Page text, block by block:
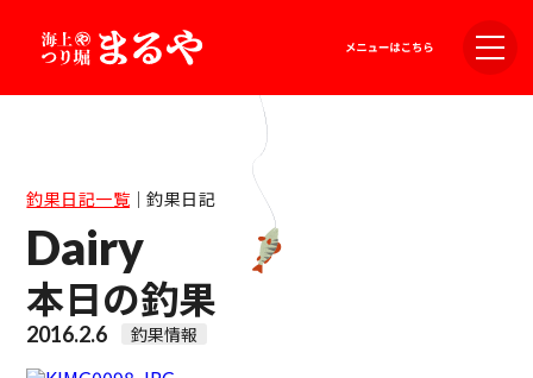
釣果日記一覧｜釣果日記
Dairy
本日の釣果
2016.2.6 釣果情報